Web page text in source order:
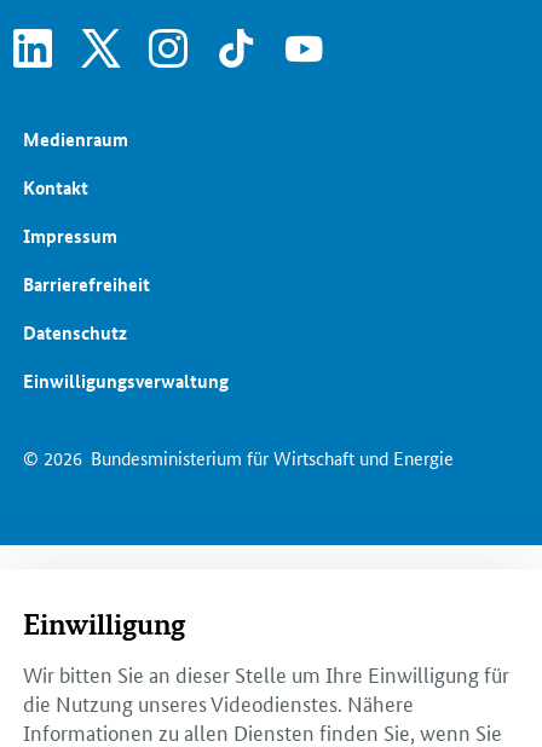
linkedin instagram tiktok youtube
© 2026 Bundesministerium für Wirtschaft und Energie
Medienraum
Kontakt
Impressum
Barrierefreiheit
Datenschutz
Einwilligungsverwaltung
Einwilligung
Wir bitten Sie an dieser Stelle um Ihre Einwilligung für
die Nutzung unseres Videodienstes. Nähere
Informationen zu allen Diensten finden Sie, wenn Sie